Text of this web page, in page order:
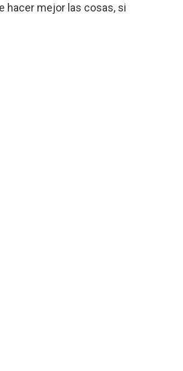
hacer mejor las cosas, si